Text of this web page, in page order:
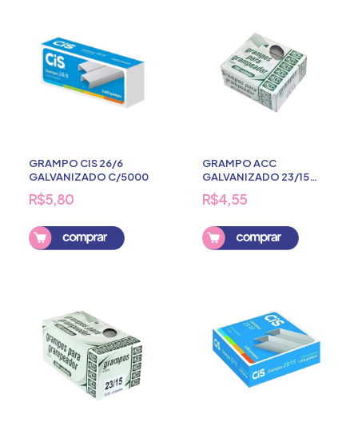
GRAMPO CIS 26/6
GALVANIZADO C/5000
R$5,80
GRAMPO ACC
GALVANIZADO 23/15
1000 UND
R$4,55